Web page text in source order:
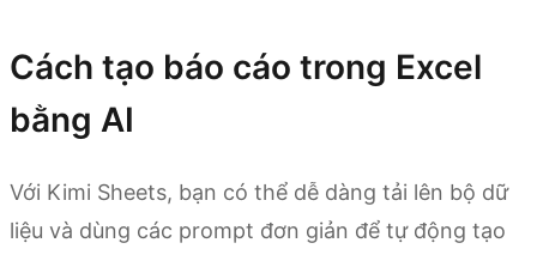
Cách tạo báo cáo trong Excel
bằng AI
Với Kimi Sheets, bạn có thể dễ dàng tải lên bộ dữ
liệu và dùng các prompt đơn giản để tự động tạo